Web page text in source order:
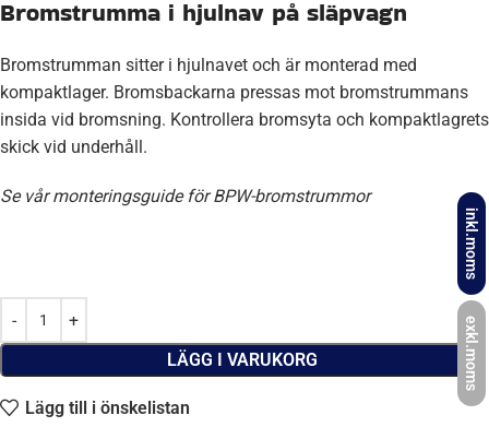
inkl.moms
exkl.moms
Bromstrumma i hjulnav på släpvagn
Bromstrumman sitter i hjulnavet och är monterad med
kompaktlager. Bromsbackarna pressas mot bromstrummans
insida vid bromsning. Kontrollera bromsyta och kompaktlagrets
skick vid underhåll.
Se vår monteringsguide för BPW-bromstrummor
LÄGG I VARUKORG
Lägg till i önskelistan